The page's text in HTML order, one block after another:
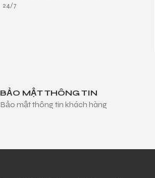
24/7
BẢO MẬT THÔNG TIN
Bảo mật thông tin khách hàng